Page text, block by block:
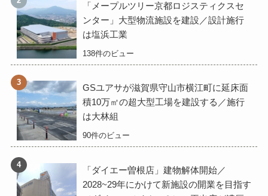
「メープルツリー京都ロジスティクスセ
ンター」大型物流施設を建設／設計施行
は塩浜工業
138件のビュー
GSユアサが滋賀県守山市横江町に延床面
積10万㎡の超大型工場を建設する／施行
は大林組
90件のビュー
「ダイエー曽根店」建物解体開始／
2028~29年にかけて新施設の開業を目指す